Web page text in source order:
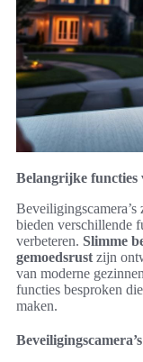
Belangrijke functies
bieden verschillende
verbeteren. Slimme
gemoedsrust zijn
van moderne
functies besproken
maken.